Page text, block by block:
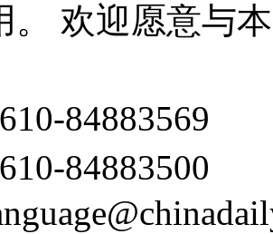
。 欢迎愿意与
84883569
84883500